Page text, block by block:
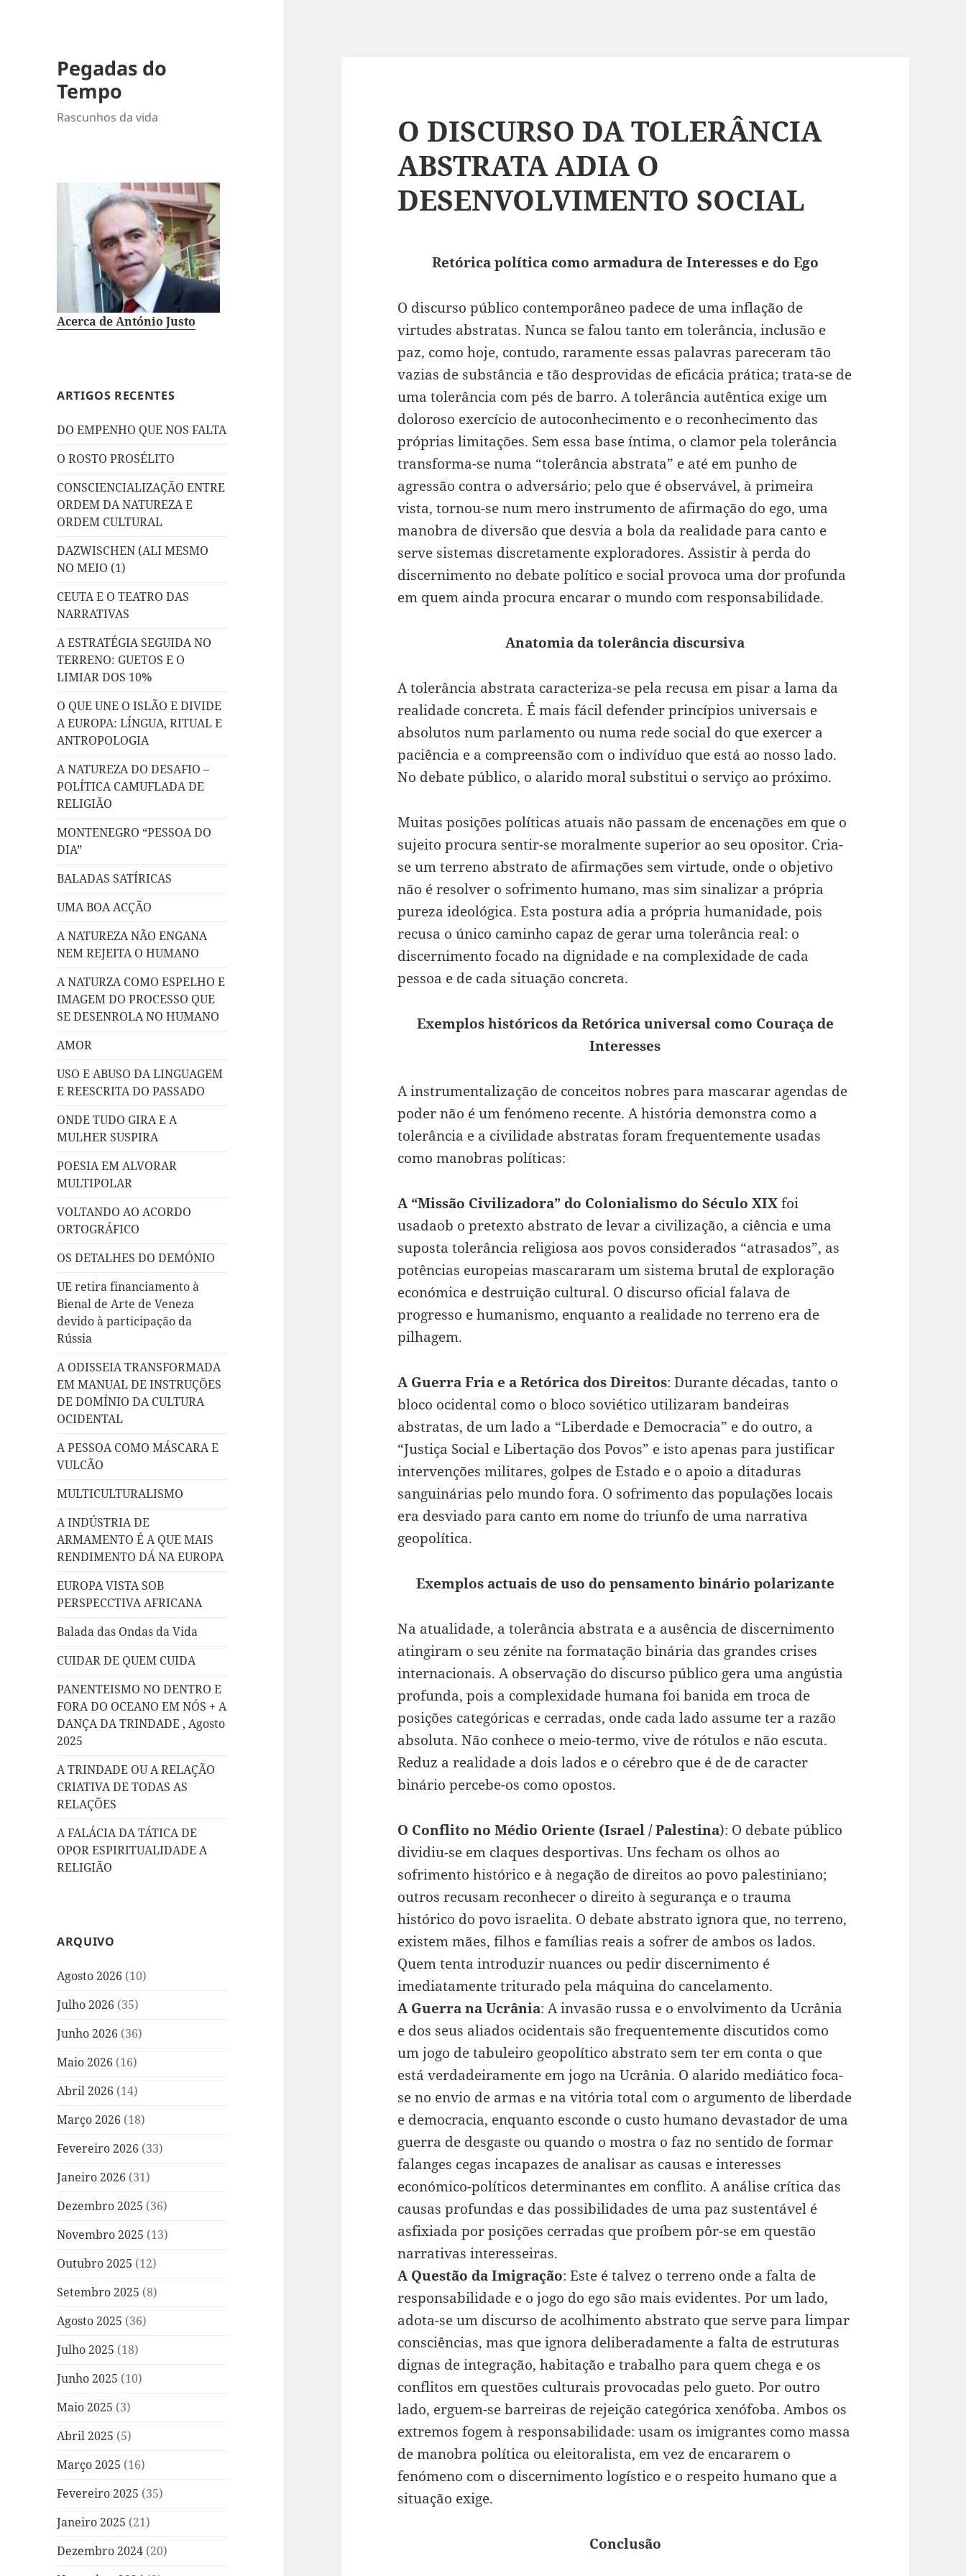
Pegadas do
Tempo
Rascunhos da vida
Acerca de António Justo
ARTIGOS RECENTES
DO EMPENHO QUE NOS FALTA
O ROSTO PROSÉLITO
CONSCIENCIALIZAÇÃO ENTRE
ORDEM DA NATUREZA E
ORDEM CULTURAL
DAZWISCHEN (ALI MESMO
NO MEIO (1)
CEUTA E O TEATRO DAS
NARRATIVAS
A ESTRATÉGIA SEGUIDA NO
TERRENO: GUETOS E O
LIMIAR DOS 10%
O QUE UNE O ISLÃO E DIVIDE
A EUROPA: LÍNGUA, RITUAL E
ANTROPOLOGIA
A NATUREZA DO DESAFIO –
POLÍTICA CAMUFLADA DE
RELIGIÃO
MONTENEGRO “PESSOA DO
DIA”
BALADAS SATÍRICAS
UMA BOA ACÇÃO
A NATUREZA NÃO ENGANA
NEM REJEITA O HUMANO
A NATURZA COMO ESPELHO E
IMAGEM DO PROCESSO QUE
SE DESENROLA NO HUMANO
AMOR
USO E ABUSO DA LINGUAGEM
E REESCRITA DO PASSADO
ONDE TUDO GIRA E A
MULHER SUSPIRA
POESIA EM ALVORAR
MULTIPOLAR
VOLTANDO AO ACORDO
ORTOGRÁFICO
OS DETALHES DO DEMÓNIO
UE retira financiamento à
Bienal de Arte de Veneza
devido à participação da
Rússia
A ODISSEIA TRANSFORMADA
EM MANUAL DE INSTRUÇÕES
DE DOMÍNIO DA CULTURA
OCIDENTAL
A PESSOA COMO MÁSCARA E
VULCÃO
MULTICULTURALISMO
A INDÚSTRIA DE
ARMAMENTO É A QUE MAIS
RENDIMENTO DÁ NA EUROPA
EUROPA VISTA SOB
PERSPECCTIVA AFRICANA
Balada das Ondas da Vida
CUIDAR DE QUEM CUIDA
PANENTEISMO NO DENTRO E
FORA DO OCEANO EM NÓS + A
DANÇA DA TRINDADE , Agosto
2025
A TRINDADE OU A RELAÇÃO
CRIATIVA DE TODAS AS
RELAÇÕES
A FALÁCIA DA TÁTICA DE
OPOR ESPIRITUALIDADE A
RELIGIÃO
ARQUIVO
Agosto 2026 (10)
Julho 2026 (35)
Junho 2026 (36)
Maio 2026 (16)
Abril 2026 (14)
Março 2026 (18)
Fevereiro 2026 (33)
Janeiro 2026 (31)
Dezembro 2025 (36)
Novembro 2025 (13)
Outubro 2025 (12)
Setembro 2025 (8)
Agosto 2025 (36)
Julho 2025 (18)
Junho 2025 (10)
Maio 2025 (3)
Abril 2025 (5)
Março 2025 (16)
Fevereiro 2025 (35)
Janeiro 2025 (21)
Dezembro 2024 (20)
O DISCURSO DA TOLERÂNCIA
ABSTRATA ADIA O
DESENVOLVIMENTO SOCIAL
Retórica política como armadura de Interesses e do Ego
O discurso público contemporâneo padece de uma inflação de
virtudes abstratas. Nunca se falou tanto em tolerância, inclusão e
paz, como hoje, contudo, raramente essas palavras pareceram tão
vazias de substância e tão desprovidas de eficácia prática; trata-se de
uma tolerância com pés de barro. A tolerância autêntica exige um
doloroso exercício de autoconhecimento e o reconhecimento das
próprias limitações. Sem essa base íntima, o clamor pela tolerância
transforma-se numa “tolerância abstrata” e até em punho de
agressão contra o adversário; pelo que é observável, à primeira
vista, tornou-se num mero instrumento de afirmação do ego, uma
manobra de diversão que desvia a bola da realidade para canto e
serve sistemas discretamente exploradores. Assistir à perda do
discernimento no debate político e social provoca uma dor profunda
em quem ainda procura encarar o mundo com responsabilidade.
Anatomia da tolerância discursiva
A tolerância abstrata caracteriza-se pela recusa em pisar a lama da
realidade concreta. É mais fácil defender princípios universais e
absolutos num parlamento ou numa rede social do que exercer a
paciência e a compreensão com o indivíduo que está ao nosso lado.
No debate público, o alarido moral substitui o serviço ao próximo.
Muitas posições políticas atuais não passam de encenações em que o
sujeito procura sentir-se moralmente superior ao seu opositor. Cria-
se um terreno abstrato de afirmações sem virtude, onde o objetivo
não é resolver o sofrimento humano, mas sim sinalizar a própria
pureza ideológica. Esta postura adia a própria humanidade, pois
recusa o único caminho capaz de gerar uma tolerância real: o
discernimento focado na dignidade e na complexidade de cada
pessoa e de cada situação concreta.
Exemplos históricos da Retórica universal como Couraça de
Interesses
A instrumentalização de conceitos nobres para mascarar agendas de
poder não é um fenómeno recente. A história demonstra como a
tolerância e a civilidade abstratas foram frequentemente usadas
como manobras políticas:
A “Missão Civilizadora” do Colonialismo do Século XIXfoi
usadaob o pretexto abstrato de levar a civilização, a ciência e uma
suposta tolerância religiosa aos povos considerados “atrasados”, as
potências europeias mascararam um sistema brutal de exploração
económica e destruição cultural. O discurso oficial falava de
progresso e humanismo, enquanto a realidade no terreno era de
pilhagem.
A Guerra Fria e a Retórica dos Direitos: Durante décadas, tanto o
bloco ocidental como o bloco soviético utilizaram bandeiras
abstratas, de um lado a “Liberdade e Democracia” e do outro, a
“Justiça Social e Libertação dos Povos” e isto apenas para justificar
intervenções militares, golpes de Estado e o apoio a ditaduras
sanguinárias pelo mundo fora. O sofrimento das populações locais
era desviado para canto em nome do triunfo de uma narrativa
geopolítica.
Exemplos actuais de uso do pensamento binário polarizante
Na atualidade, a tolerância abstrata e a ausência de discernimento
atingiram o seu zénite na formatação binária das grandes crises
internacionais. A observação do discurso público gera uma angústia
profunda, pois a complexidade humana foi banida em troca de
posições categóricas e cerradas, onde cada lado assume ter a razão
absoluta. Não conhece o meio-termo, vive de rótulos e não escuta.
Reduz a realidade a dois lados e o cérebro que é de de caracter
binário percebe-os como opostos.
O Conflito no Médio Oriente (Israel / Palestina): O debate público
dividiu-se em claques desportivas. Uns fecham os olhos ao
sofrimento histórico e à negação de direitos ao povo palestiniano;
outros recusam reconhecer o direito à segurança e o trauma
histórico do povo israelita. O debate abstrato ignora que, no terreno,
existem mães, filhos e famílias reais a sofrer de ambos os lados.
Quem tenta introduzir nuances ou pedir discernimento é
imediatamente triturado pela máquina do cancelamento.
A Guerra na Ucrânia: A invasão russa e o envolvimento da Ucrânia
e dos seus aliados ocidentais são frequentemente discutidos como
um jogo de tabuleiro geopolítico abstrato sem ter em conta o que
está verdadeiramente em jogo na Ucrânia. O alarido mediático foca-
se no envio de armas e na vitória total com o argumento de liberdade
e democracia, enquanto esconde o custo humano devastador de uma
guerra de desgaste ou quando o mostra o faz no sentido de formar
falanges cegas incapazes de analisar as causas e interesses
económico-políticos determinantes em conflito. A análise crítica das
causas profundas e das possibilidades de uma paz sustentável é
asfixiada por posições cerradas que proíbem pôr-se em questão
narrativas interesseiras.
A Questão da Imigração: Este é talvez o terreno onde a falta de
responsabilidade e o jogo do ego são mais evidentes. Por um lado,
adota-se um discurso de acolhimento abstrato que serve para limpar
consciências, mas que ignora deliberadamente a falta de estruturas
dignas de integração, habitação e trabalho para quem chega e os
conflitos em questões culturais provocadas pelo gueto. Por outro
lado, erguem-se barreiras de rejeição categórica xenófoba. Ambos os
extremos fogem à responsabilidade: usam os imigrantes como massa
de manobra política ou eleitoralista, em vez de encararem o
fenómeno com o discernimento logístico e o respeito humano que a
situação exige.
Conclusão